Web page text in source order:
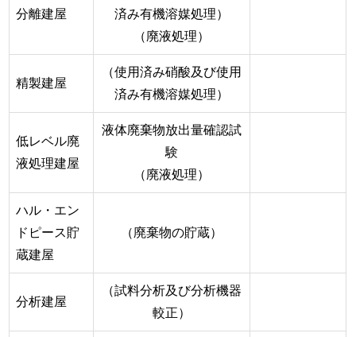
分離建屋
済み有機溶媒処理）
（廃液処理）
精製建屋
（使用済み硝酸及び使用
済み有機溶媒処理）
低レベル廃
液処理建屋
液体廃棄物放出量確認試
験
（廃液処理）
ハル・エン
ドピース貯
蔵建屋
（廃棄物の貯蔵）
分析建屋
（試料分析及び分析機器
較正）